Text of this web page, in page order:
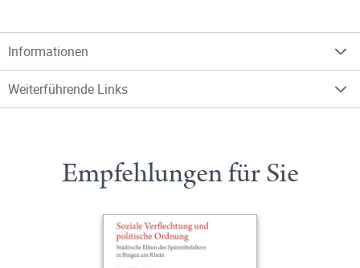
Informationen
Weiterführende Links
Empfehlungen für Sie